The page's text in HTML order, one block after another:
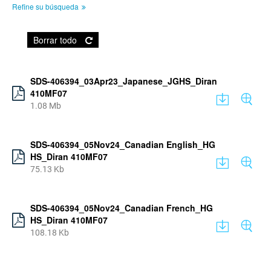
Refine su búsqueda
Borrar todo
SDS-406394_03Apr23_Japanese_JGHS_Diran
410MF07
1.08 Mb
SDS-406394_05Nov24_Canadian English_HG
HS_Diran 410MF07
75.13 Kb
SDS-406394_05Nov24_Canadian French_HG
HS_Diran 410MF07
108.18 Kb